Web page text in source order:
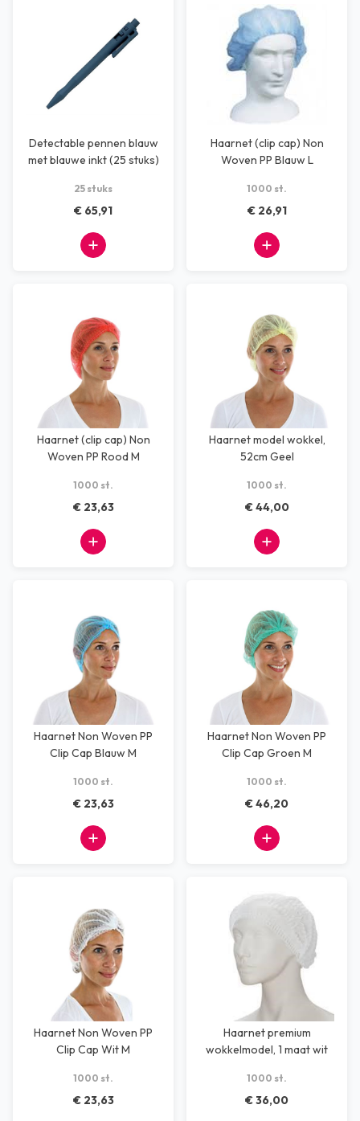
Detectable pennen blauw
met blauwe inkt (25 stuks)
25 stuks
€ 65,91
Haarnet (clip cap) Non
Woven PP Blauw L
1000 st.
€ 26,91
Haarnet (clip cap) Non
Woven PP Rood M
1000 st.
€ 23,63
Haarnet model wokkel,
52cm Geel
1000 st.
€ 44,00
Haarnet Non Woven PP
Clip Cap Blauw M
1000 st.
€ 23,63
Haarnet Non Woven PP
Clip Cap Groen M
1000 st.
€ 46,20
Haarnet Non Woven PP
Clip Cap Wit M
1000 st.
€ 23,63
Haarnet premium
wokkelmodel, 1 maat wit
1000 st.
€ 36,00